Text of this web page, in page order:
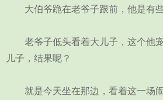
大伯爷跪在老爷子跟前，他是有些
老爷子低头看着大儿子，这个他宠
儿子，结果呢？
就是今天坐在那边，看着这一场闹